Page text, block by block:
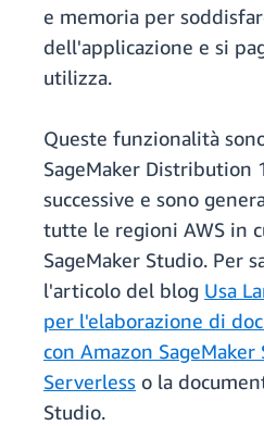
e memoria per
dell'applicazione e si
utilizza.
Queste funzionalità
SageMaker Distribution
successive e sono
tutte le regioni AWS in
SageMaker Studio. Per
l'articolo del blog Usa
per l'elaborazione di
con Amazon SageMaker
Serverless o la
Studio.